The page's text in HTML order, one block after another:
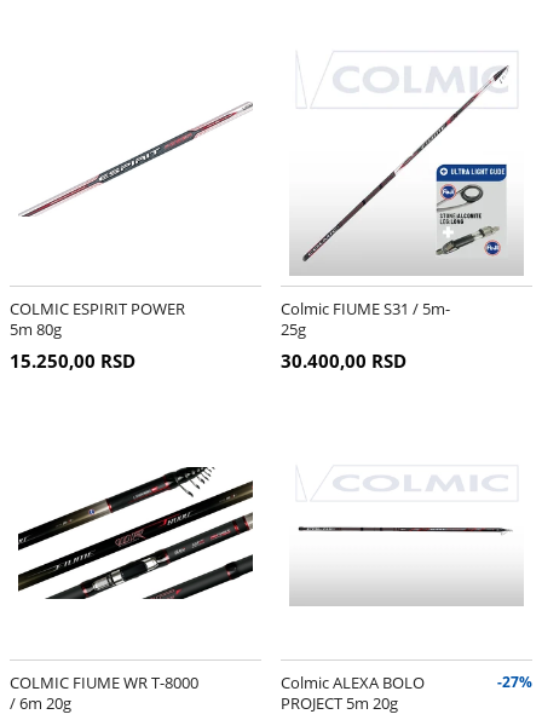
COLMIC ESPIRIT POWER
5m 80g
15.250,00 RSD
Colmic FIUME S31 / 5m-
25g
30.400,00 RSD
COLMIC FIUME WR T-8000
/ 6m 20g
Colmic ALEXA BOLO
PROJECT 5m 20g
-27%